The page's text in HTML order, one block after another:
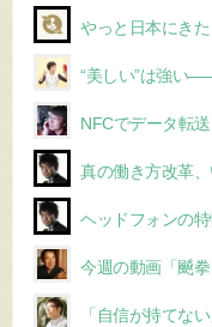
やっと日本にき
“美しい”は強い
NFCでデータ転
真の働き方改革
ヘッドフォンの
今週の動画「飇拳
「自信が持てな